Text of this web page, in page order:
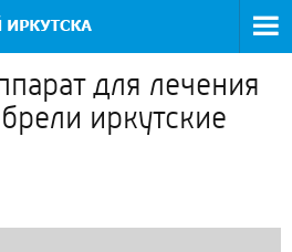
для лечения
иркутские